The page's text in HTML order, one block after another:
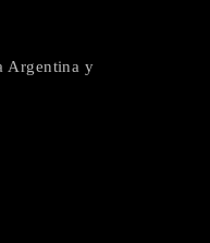
Argentina y